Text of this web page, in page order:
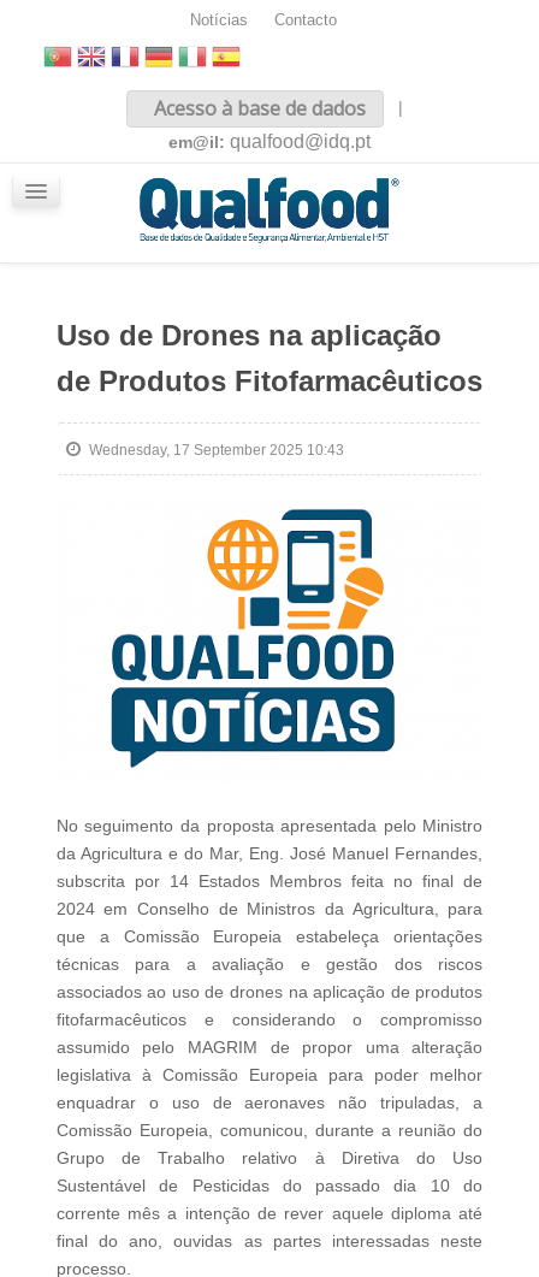
Notícias Contacto
Acesso à base de dados
|
em@il: qualfood@idq.pt
Uso de Drones na aplicação
de Produtos Fitofarmacêuticos
Wednesday, 17 September 2025 10:43
No seguimento da proposta apresentada pelo Ministro
da Agricultura e do Mar, Eng. José Manuel Fernandes,
subscrita por 14 Estados Membros feita no final de
2024 em Conselho de Ministros da Agricultura, para
que a Comissão Europeia estabeleça orientações
técnicas para a avaliação e gestão dos riscos
associados ao uso de drones na aplicação de produtos
fitofarmacêuticos e considerando o compromisso
assumido pelo MAGRIM de propor uma alteração
legislativa à Comissão Europeia para poder melhor
enquadrar o uso de aeronaves não tripuladas, a
Comissão Europeia, comunicou, durante a reunião do
Grupo de Trabalho relativo à Diretiva do Uso
Sustentável de Pesticidas do passado dia 10 do
corrente mês a intenção de rever aquele diploma até
final do ano, ouvidas as partes interessadas neste
processo.